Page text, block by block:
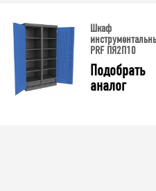
Шкаф
PRF ПЯ2П10
Подобрать
аналог